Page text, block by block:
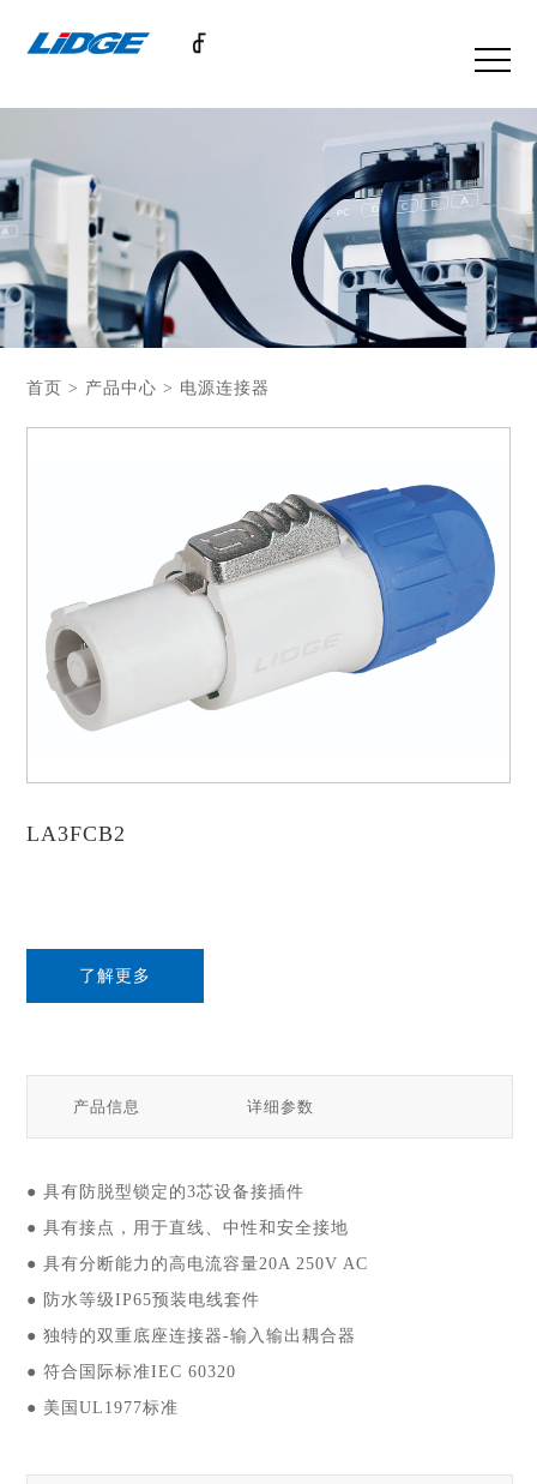
首页 > 产品中心 > 电源连接器
LA3FCB2
了解更多
产品信息 详细参数
● 具有防脱型锁定的3芯设备接插件
● 具有接点，用于直线、中性和安全接地
● 具有分断能力的高电流容量20A 250V AC
● 防水等级IP65预装电线套件
● 独特的双重底座连接器-输入输出耦合器
● 符合国际标准IEC 60320
● 美国UL1977标准